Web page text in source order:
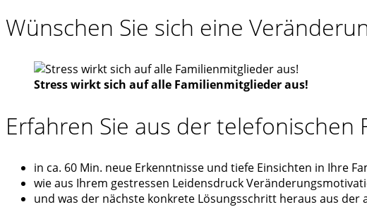
Wünschen Sie sich eine
Stress wirkt sich auf alle Familienmitglieder aus!
Erfahren Sie aus der telefonischen
in ca. 60 Min. neue Erkenntnisse und tiefe Einsichten in Ihre
wie aus Ihrem gestressen Leidensdruck
und was der nächste konkrete Lösungsschritt heraus aus